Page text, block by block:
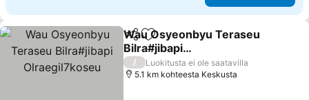
Jaa Lisää suosikkeihin
Wau Osyeonbyu Teraseu
Bilra#jibapi
Olraegil7koseu
/
Luokitusta ei ole saatavilla
5.1 km kohteesta Keskusta